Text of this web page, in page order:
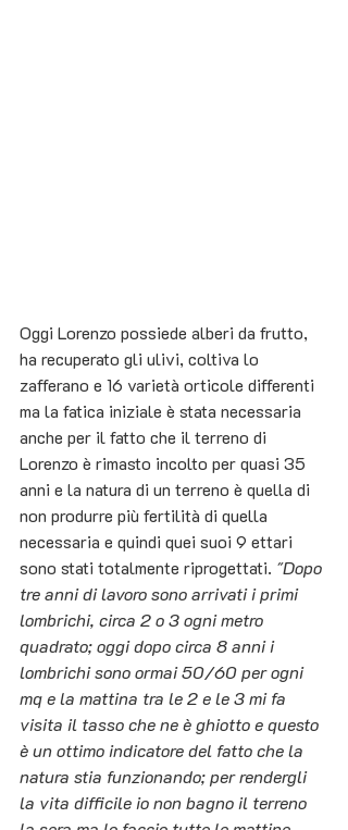
Oggi Lorenzo possiede alberi da frutto,
ha recuperato gli ulivi, coltiva lo
zafferano e 16 varietà orticole differenti
ma la fatica iniziale è stata necessaria
anche per il fatto che il terreno di
Lorenzo è rimasto incolto per quasi 35
anni e la natura di un terreno è quella di
non produrre più fertilità di quella
necessaria e quindi quei suoi 9 ettari
sono stati totalmente riprogettati. "Dopo
tre anni di lavoro sono arrivati i primi
lombrichi, circa 2 o 3 ogni metro
quadrato; oggi dopo circa 8 anni i
lombrichi sono ormai 50/60 per ogni
mq e la mattina tra le 2 e le 3 mi fa
visita il tasso che ne è ghiotto e questo
è un ottimo indicatore del fatto che la
natura stia funzionando; per rendergli
la vita difficile io non bagno il terreno